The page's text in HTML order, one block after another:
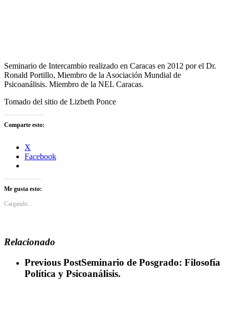
Seminario de Intercambio realizado en Caracas en 2012 por el Dr.
Ronald Portillo, Miembro de la Asociación Mundial de
Psicoanálisis. Miembro de la NEL Caracas.
Tomado del sitio de Lizbeth Ponce
Comparte esto:
X
Facebook
Me gusta esto:
Cargando...
Relacionado
Previous PostSeminario de Posgrado: Filosofía
Política y Psicoanálisis.